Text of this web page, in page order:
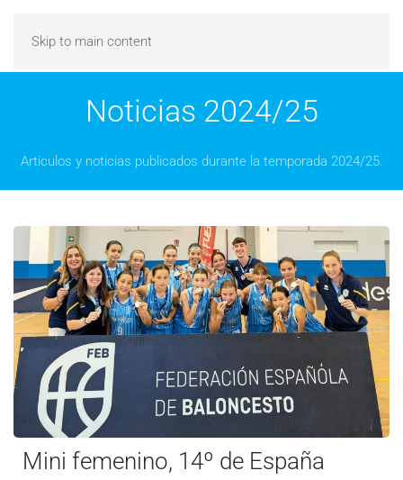
Skip to main content
Noticias 2024/25
Artículos y noticias publicados durante la temporada 2024/25.
Mini femenino, 14º de España